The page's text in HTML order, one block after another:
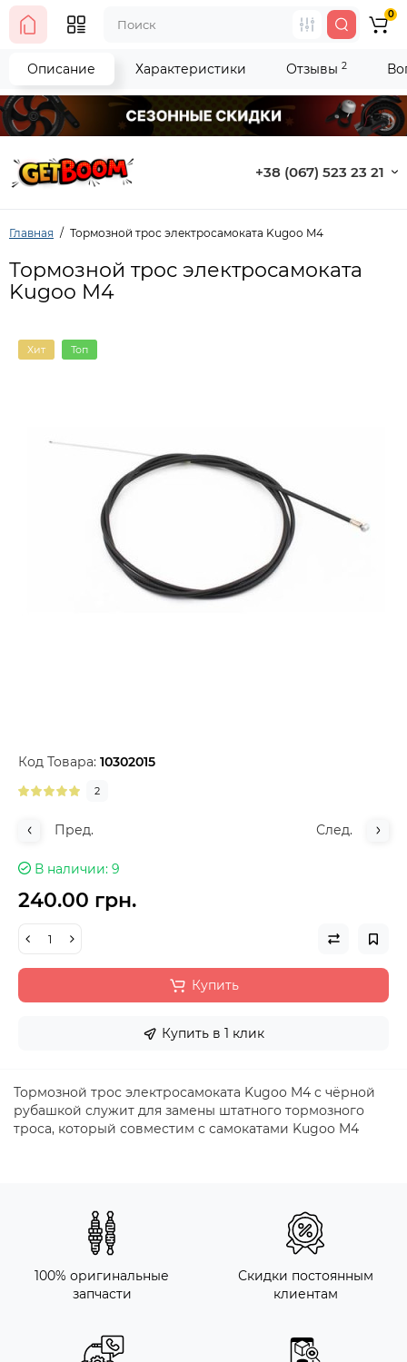
+38 (067) 523 23 21
0
Главная Тормозной трос электросамоката Kugoo M4
Тормозной трос электросамоката
Kugoo M4
Хит Топ
Код Товара: 10302015
2
Пред. След.
В наличии 9
240.00 грн.
Купить
Купить в 1 клик
Описание Характеристики Отзывы 2
Тормозной трос электросамоката Kugoo M4 c чёрной
рубашкой служит для замены штатного тормозного
троса, который совместим с самокатами Kugoo M4
100% оригинальные
запчасти
Скидки постоянным
клиентам